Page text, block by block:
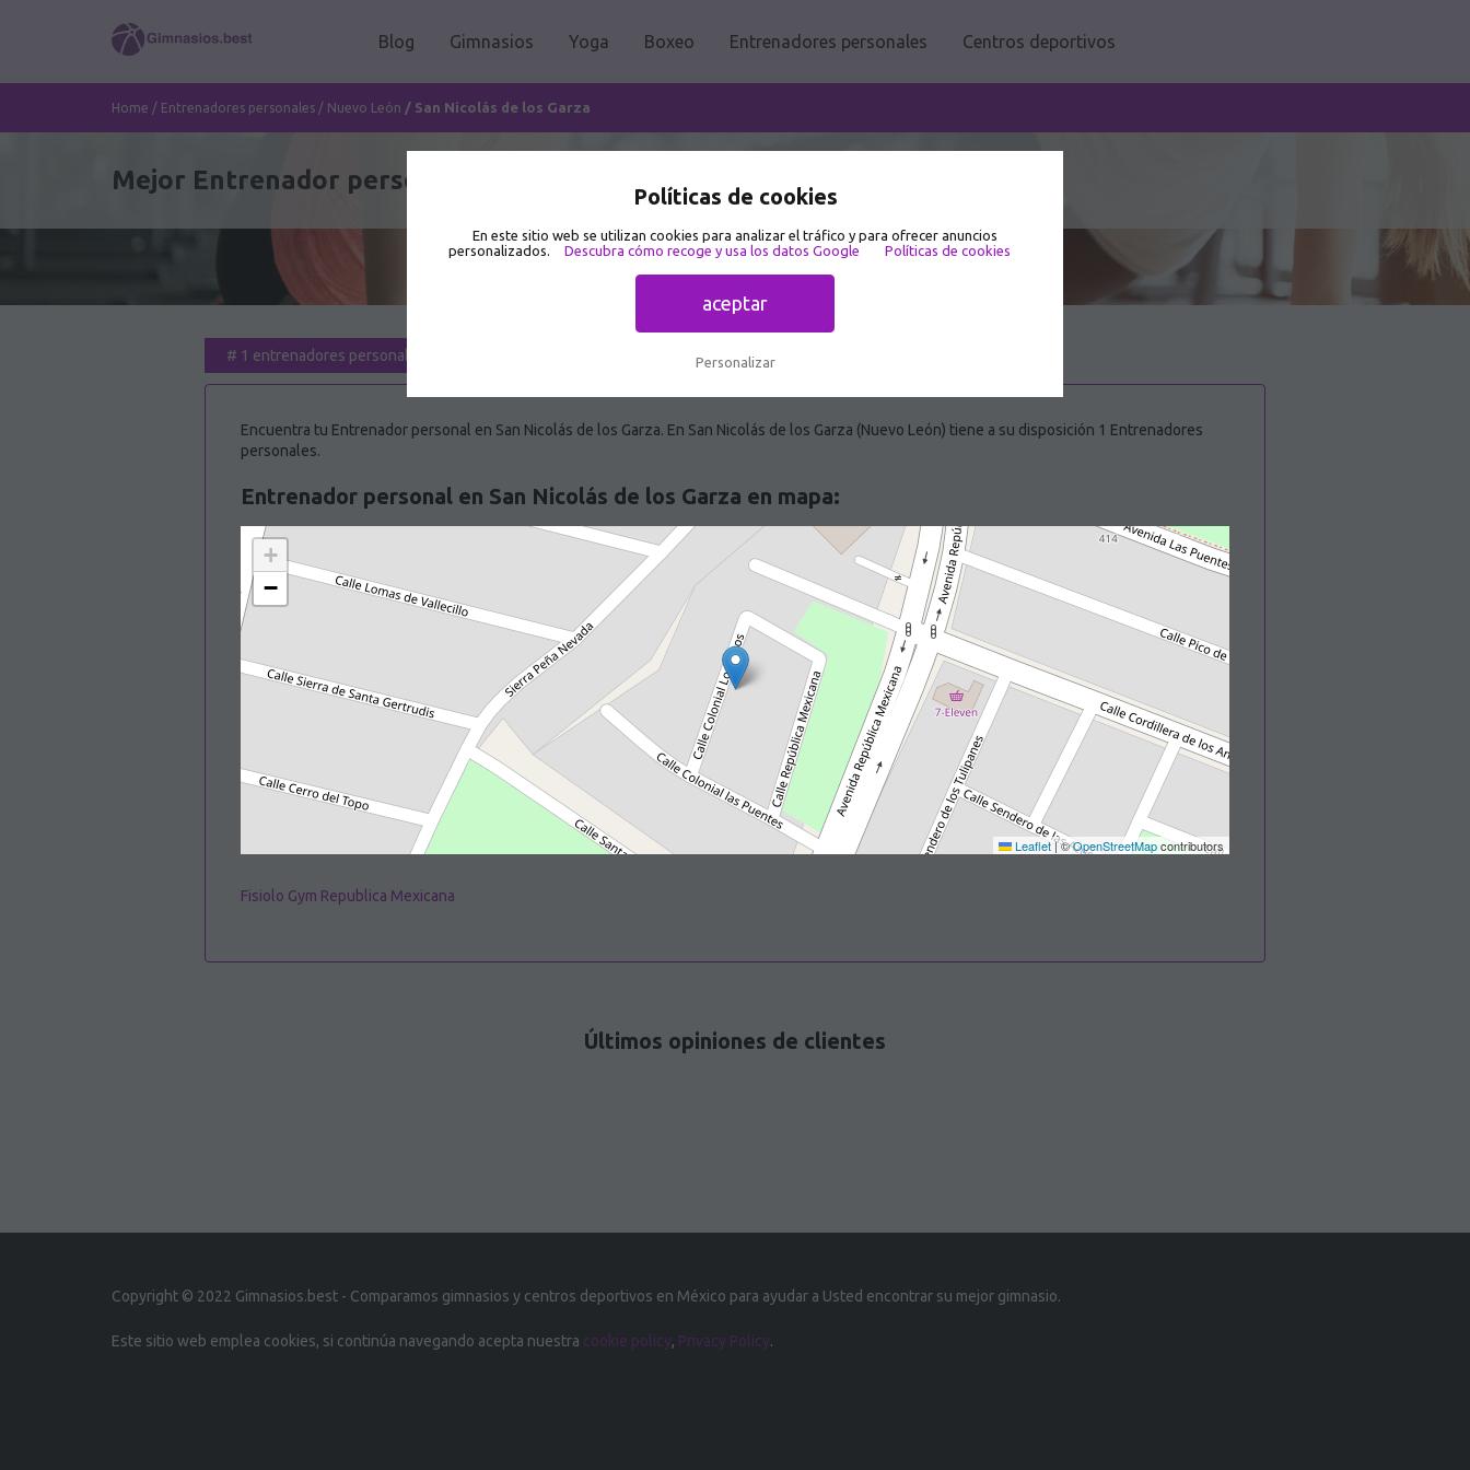
Políticas de cookies
En este sitio web se utilizan cookies para analizar el tráfico y para ofrecer anuncios
personalizados.
Descubra cómo recoge y usa los datos Google Políticas de cookies
aceptar
Personalizar
Blog Gimnasios Yoga Boxeo Entrenadores personales Centros deportivos
Home / Entrenadores personales / Nuevo León / San Nicolás de los Garza
Mejor Entrenador personal en San Nicolás de los Garza 🥇
# 1 entrenadores personales para ti
Encuentra tu Entrenador personal en San Nicolás de los Garza. En San Nicolás de los Garza (Nuevo León) tiene a su disposición 1 Entrenadores
personales.
Entrenador personal en San Nicolás de los Garza en mapa:
+
−
Leaflet|©OpenStreetMapcontributors
Fisiolo Gym Republica Mexicana
Últimos opiniones de clientes
Copyright © 2022 Gimnasios.best - Comparamos gimnasios y centros deportivos en México para ayudar a Usted encontrar su mejor gimnasio.
Este sitio web emplea cookies, si continúa navegando acepta nuestra cookie policy, Privacy Policy.